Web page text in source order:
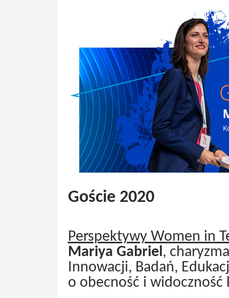
Goście 2020
Perspektywy Women in
Mariya Gabriel,
Innowacji, Badań,
o obecność i widoczność